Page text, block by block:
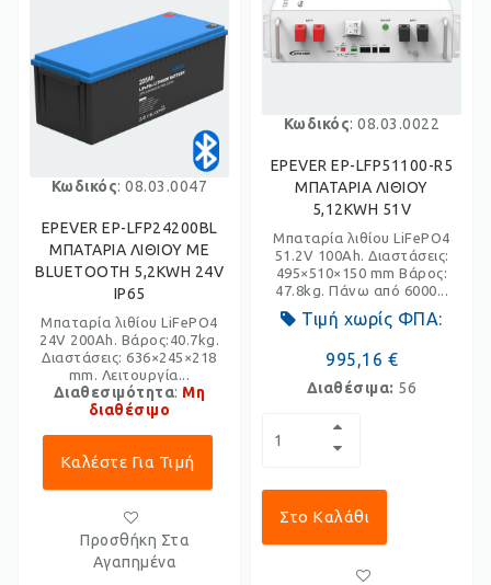
Κωδικός: 08.03.0047
EPEVER EP-LFP24200BL
ΜΠΑΤΑΡΙΑ ΛΙΘΙΟΥ ΜΕ
BLUETOOTH 5,2KWH 24V
IP65
Μπαταρία λιθίου LiFePO4
24V 200Ah. Βάρος:40.7kg.
Διαστάσεις: 636×245×218
mm. Λειτουργία...
Διαθεσιμότητα: Μη
διαθέσιμο
Καλέστε Για Τιμή
Προσθήκη Στα
Αγαπημένα
Κωδικός: 08.03.0022
EPEVER EP-LFP51100-R5
ΜΠΑΤΑΡΙΑ ΛΙΘΙΟΥ
5,12KWH 51V
Μπαταρία λιθίου LiFePO4
51.2V 100Ah. Διαστάσεις:
495×510×150 mm Βάρος:
47.8kg. Πάνω από 6000...
Τιμή χωρίς ΦΠΑ:
995,16 €
Διαθέσιμα: 56
Στο Καλάθι